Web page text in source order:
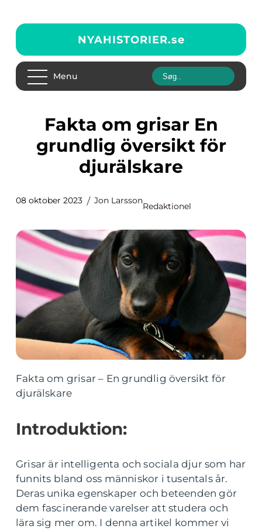
NYAHISTORIER.se
Menu
Fakta om grisar En
grundlig översikt för
djurälskare
08 oktober 2023 Jon Larsson
Redaktionel
Fakta om grisar – En grundlig översikt för
djurälskare
Introduktion:
Grisar är intelligenta och sociala djur som har
funnits bland oss människor i tusentals år.
Deras unika egenskaper och beteenden gör
dem fascinerande varelser att studera och
lära sig mer om. I denna artikel kommer vi